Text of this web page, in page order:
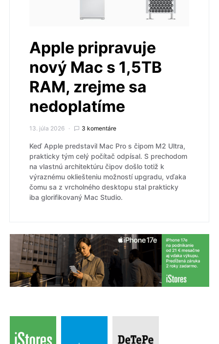
Apple pripravuje
nový Mac s 1,5TB
RAM, zrejme sa
nedoplatíme
13. júla 2026 3 komentáre
Keď Apple predstavil Mac Pro s čipom M2 Ultra,
prakticky tým celý počítač odpísal. S prechodom
na vlastnú architektúru čipov došlo totiž k
výraznému okliešteniu možností upgradu, vďaka
čomu sa z vrcholného desktopu stal prakticky
iba glorifikovaný Mac Studio.